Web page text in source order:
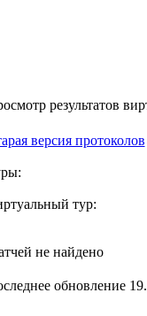
результатов
версия протоколов
тур:
не найдено
обновление